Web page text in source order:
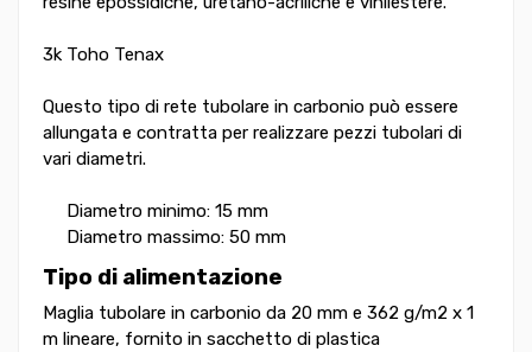
3k Toho Tenax
Questo tipo di rete tubolare in carbonio può essere
allungata e contratta per realizzare pezzi tubolari di
vari diametri.
Diametro minimo: 15 mm
Diametro massimo: 50 mm
Tipo di alimentazione
Maglia tubolare in carbonio da 20 mm e 362 g/m2 x 1
m lineare, fornito in sacchetto di plastica